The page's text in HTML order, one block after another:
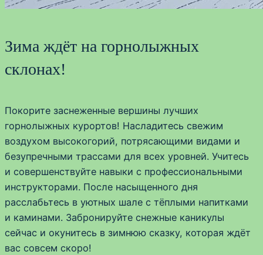
Зима ждёт на горнолыжных
склонах!
Покорите заснеженные вершины лучших
горнолыжных курортов! Насладитесь свежим
воздухом высокогорий, потрясающими видами и
безупречными трассами для всех уровней. Учитесь
и совершенствуйте навыки с профессиональными
инструкторами. После насыщенного дня
расслабьтесь в уютных шале с тёплыми напитками
и каминами. Забронируйте снежные каникулы
сейчас и окунитесь в зимнюю сказку, которая ждёт
вас совсем скоро!